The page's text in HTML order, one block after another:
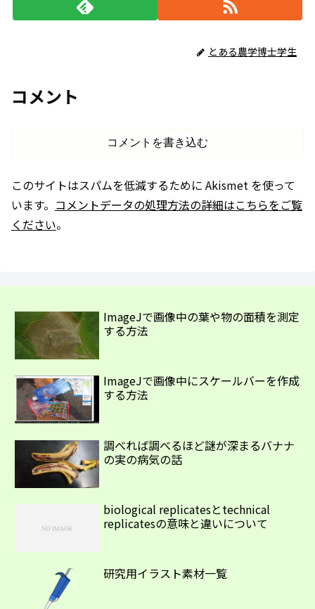
とある農学博士学生
コメント
コメントを書き込む
このサイトはスパムを低減するために Akismet を使って
います。 コメントデータの処理方法の詳細はこちらをご覧
ください。
ImageJで画像中の葉や物の面積を測定
する方法
ImageJで画像中にスケールバーを作成
する方法
調べれば調べるほど謎が深まるバナナ
の実の病気の話
biological replicatesとtechnical
replicatesの意味と違いについて
研究用イラスト素材一覧